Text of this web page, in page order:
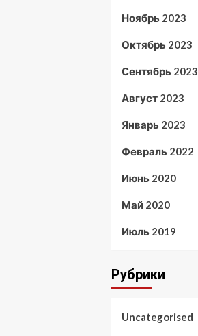
Ноябрь 2023
Октябрь 2023
Сентябрь 2023
Август 2023
Январь 2023
Февраль 2022
Июнь 2020
Май 2020
Июль 2019
Рубрики
Uncategorised